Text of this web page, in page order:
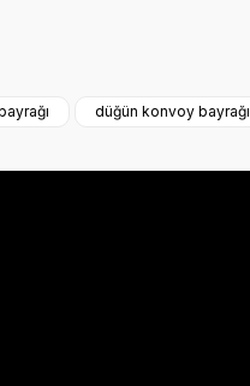
düğün konvoy bayrağı